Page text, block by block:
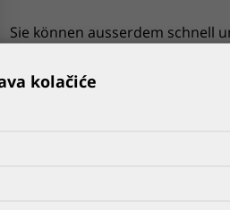
Sie können ausserdem schnell
kolačiće